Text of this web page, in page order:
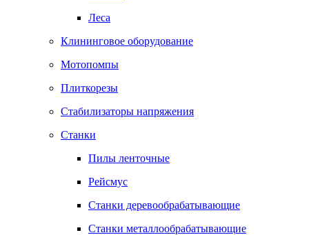
Леса
Клининговое оборудование
Мотопомпы
Плиткорезы
Стабилизаторы напряжения
Станки
Пилы ленточные
Рейсмус
Станки деревообрабатывающие
Станки металлообрабатывающие